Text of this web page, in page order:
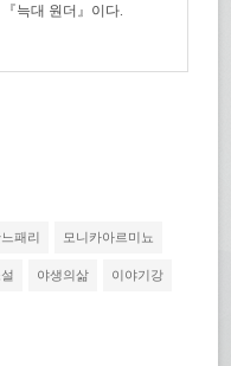
늑대 원더』이다.
패리 모니카아르미뇨
야생의삶 이야기강